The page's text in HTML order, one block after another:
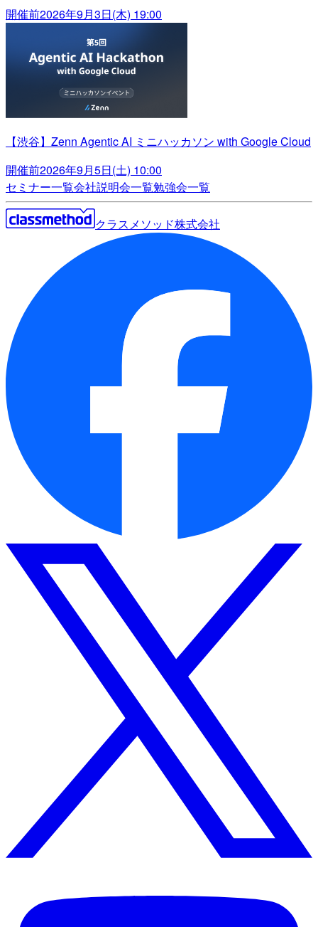
開催前2026年9月3日(木) 19:00
【渋谷】Zenn Agentic AI ミニハッカソン with Google Cloud
開催前2026年9月5日(土) 10:00
セミナー一覧会社説明会一覧勉強会一覧
クラスメソッド株式会社